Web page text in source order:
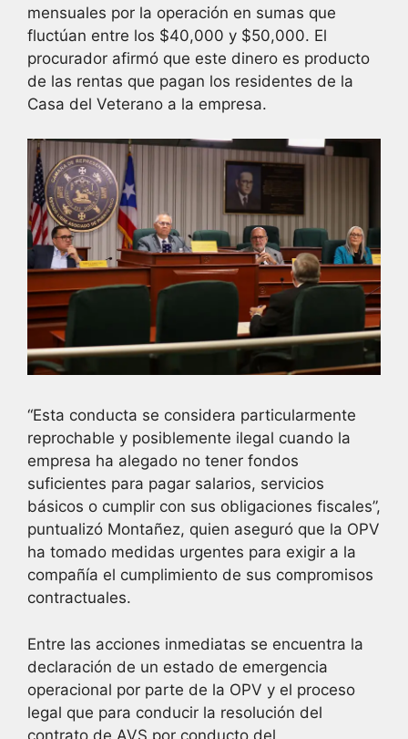
mensuales por la operación en sumas que
fluctúan entre los $40,000 y $50,000. El
procurador afirmó que este dinero es producto
de las rentas que pagan los residentes de la
Casa del Veterano a la empresa.
“Esta conducta se considera particularmente
reprochable y posiblemente ilegal cuando la
empresa ha alegado no tener fondos
suficientes para pagar salarios, servicios
básicos o cumplir con sus obligaciones fiscales”,
puntualizó Montañez, quien aseguró que la OPV
ha tomado medidas urgentes para exigir a la
compañía el cumplimiento de sus compromisos
contractuales.
Entre las acciones inmediatas se encuentra la
declaración de un estado de emergencia
operacional por parte de la OPV y el proceso
legal que para conducir la resolución del
contrato de AVS por conducto del